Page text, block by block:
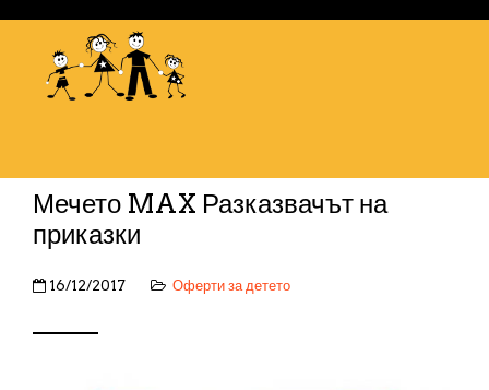
Мечето MAX Разказвачът на
приказки
16/12/2017 Оферти за детето